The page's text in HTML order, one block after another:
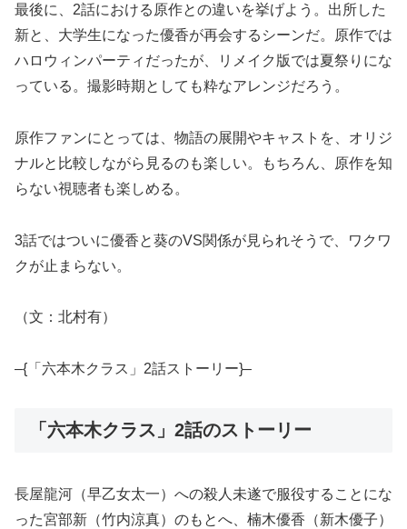
最後に、2話における原作との違いを挙げよう。出所した
新と、大学生になった優香が再会するシーンだ。原作では
ハロウィンパーティだったが、リメイク版では夏祭りにな
っている。撮影時期としても粋なアレンジだろう。
原作ファンにとっては、物語の展開やキャストを、オリジ
ナルと比較しながら見るのも楽しい。もちろん、原作を知
らない視聴者も楽しめる。
3話ではついに優香と葵のVS関係が見られそうで、ワクワ
クが止まらない。
（文：北村有）
–{「六本木クラス」2話ストーリー}–
「六本木クラス」2話のストーリー
長屋龍河（早乙女太一）への殺人未遂で服役することにな
った宮部新（竹内涼真）のもとへ、楠木優香（新木優子）